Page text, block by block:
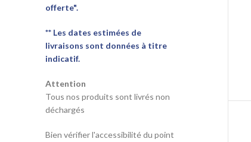
offerte".
** Les dates estimées de
livraisons sont données à titre
indicatif.
Attention
Tous nos produits sont livrés non
déchargés
Bien vérifier l'accessibilité du point